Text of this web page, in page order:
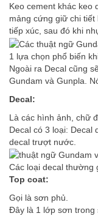
Keo cement khác keo
mảng cứng giữ chi
tiếp xúc, sau đó khi
1 lựa chọn phổ biến
Ngoài ra Decal cũng
Gundam và Gunpla.
Decal:
Là các hình ảnh, chữ
Decal có 3 loại: Decal
decal trượt nước.
Các loại decal thường
Top coat:
Gọi là sơn phủ.
Đây là 1 lớp sơn trong